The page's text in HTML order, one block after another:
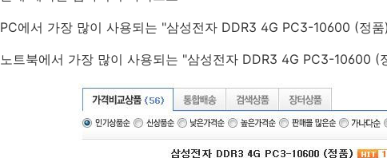
PC에서 가장 많이 사용되는 "삼성전자 DDR3 4G PC3-10600 (정
노트북에서 가장 많이 사용되는 "삼성전자 DDR3 4G PC3-10600